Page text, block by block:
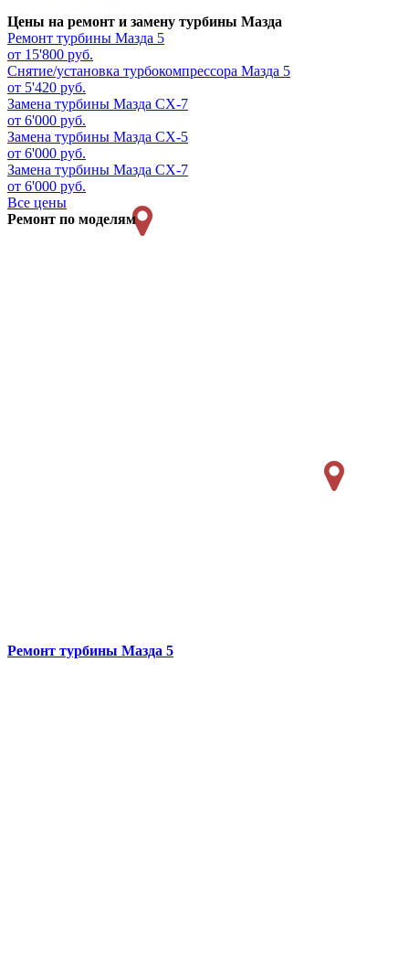
Цены на ремонт и замену турбины Мазда
Ремонт турбины Мазда 5
от 15'800 руб.
Снятие/установка турбокомпрессора Мазда 5
от 5'420 руб.
Замена турбины Мазда CX-7
от 6'000 руб.
Замена турбины Мазда СХ-5
от 6'000 руб.
Замена турбины Мазда CX-7
от 6'000 руб.
Все цены
Ремонт по моделям
Ремонт турбины Мазда 5